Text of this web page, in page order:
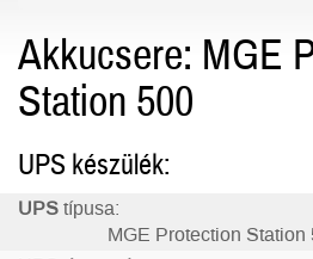
Akkucsere: MGE
Station 500
UPS készülék:
UPS típusa:
MGE Protection Station